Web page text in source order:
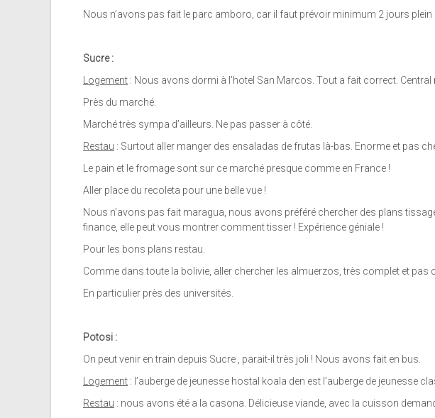
Nous n’avons pas fait le parc amboro, car il faut prévoir minimum 2 jours
Sucre :
Logement : Nous avons dormi à l’hotel San Marcos. Tout a fait correct. Central
Près du marché.
Marché très sympa d’ailleurs. Ne pas passer à côté.
Restau : Surtout aller manger des ensaladas de frutas là-bas. Enorme et pas
Le pain et le fromage sont sur ce marché presque comme en France !
Aller place du recoleta pour une belle vue !
Nous n’avons pas fait maragua, nous avons préféré chercher des plans
finance, elle peut vous montrer comment tisser ! Expérience géniale !
Pour les bons plans restau.
Comme dans toute la bolivie, aller chercher les almuerzos, très complet et pas
En particulier près des universités.
Potosi :
On peut venir en train depuis Sucre , parait-il très joli ! Nous avons fait en bus.
Logement : l’auberge de jeunesse hostal koala den est l’auberge de jeunesse
Restau : nous avons été a la casona. Délicieuse viande, avec la cuisson